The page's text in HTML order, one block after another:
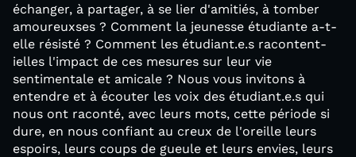
échanger, à partager, à se lier d'amitiés, à tomber
amoureuxses ? Comment la jeunesse étudiante a-t-
elle résisté ? Comment les étudiant.e.s racontent-
ielles l'impact de ces mesures sur leur vie
sentimentale et amicale ? Nous vous invitons à
entendre et à écouter les voix des étudiant.e.s qui
nous ont raconté, avec leurs mots, cette période si
dure, en nous confiant au creux de l'oreille leurs
espoirs, leurs coups de gueule et leurs envies, leurs